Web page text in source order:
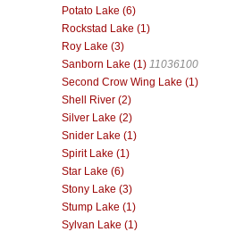
Potato Lake (6)
Rockstad Lake (1)
Roy Lake (3)
Sanborn Lake (1) 11036100
Second Crow Wing Lake (1)
Shell River (2)
Silver Lake (2)
Snider Lake (1)
Spirit Lake (1)
Star Lake (6)
Stony Lake (3)
Stump Lake (1)
Sylvan Lake (1)